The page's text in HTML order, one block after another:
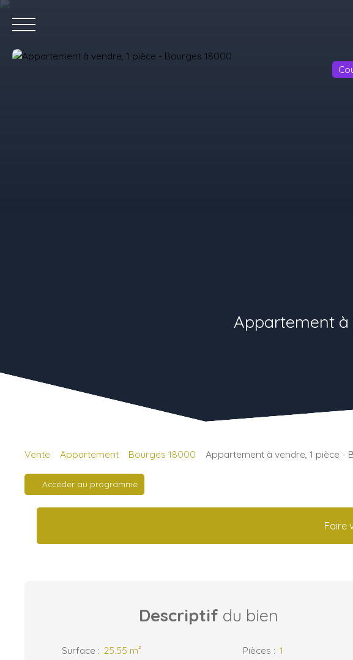
Appartement à
Vente Appartement Bourges 18000 Appartement à vendre, 1 pièce -
Accéder au programme
Faire
Descriptif du bien
Surface : 25.55 m² Pièces : 1